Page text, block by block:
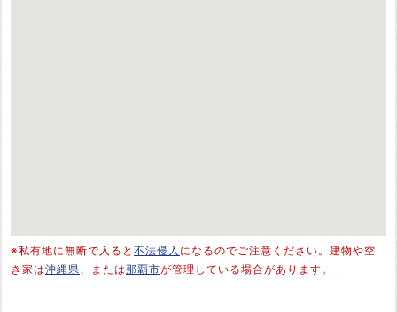
※私有地に無断で入ると 不法侵入 になるのでご注意ください。建物や空
き家は沖縄県 、または那覇市が管理している場合があります。